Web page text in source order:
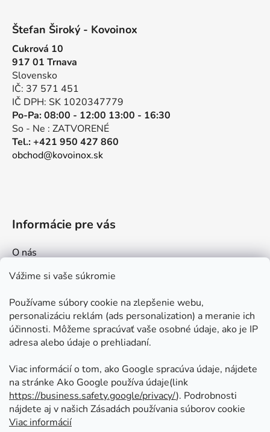
Vážime si vaše súkromie
Používame súbory cookie na zlepšenie webu,
personalizáciu reklám (ads personalization) a meranie ich
účinnosti. Môžeme spracúvať vaše osobné údaje, ako je IP
adresa alebo údaje o prehliadaní.
Viac informácií o tom, ako Google spracúva údaje, nájdete
na stránke Ako Google používa údaje(link
https://business.safety.google/privacy/⁩). Podrobnosti
nájdete aj v našich Zásadách používania súborov cookie
Viac informácií
Štefan Široký - Kovoinox
Cukrová 10
917 01 Trnava
Slovensko
IČ: 37 571 451
IČ DPH: SK 1020347779
Po-Pa: 08:00 - 12:00 13:00 - 16:30
So - Ne : ZATVORENÉ
Tel.: +421 950 427 860
obchod@kovoinox.sk
Informácie pre vás
O nás
Kontakt
Ako nakupovať
Obchodné podmienky
Ochrana osobných údajov
Odstúpenie od zmluvy
Prijímame online platby